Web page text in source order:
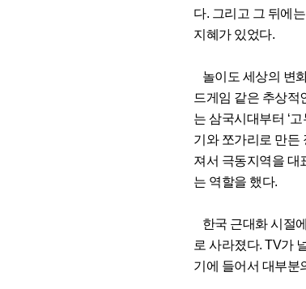
다. 그리고 그 뒤에
지혜가 있었다.
게임은
놀이도 세상의 변
드게임 같은 추상적
는 삼국시대부터 ‘
기와 쪼가리로 만든
져서 극동지역을 대
는 역할을 했다.
한국 근대화 시절
로 사라졌다. TV가
기에 들어서 대부분